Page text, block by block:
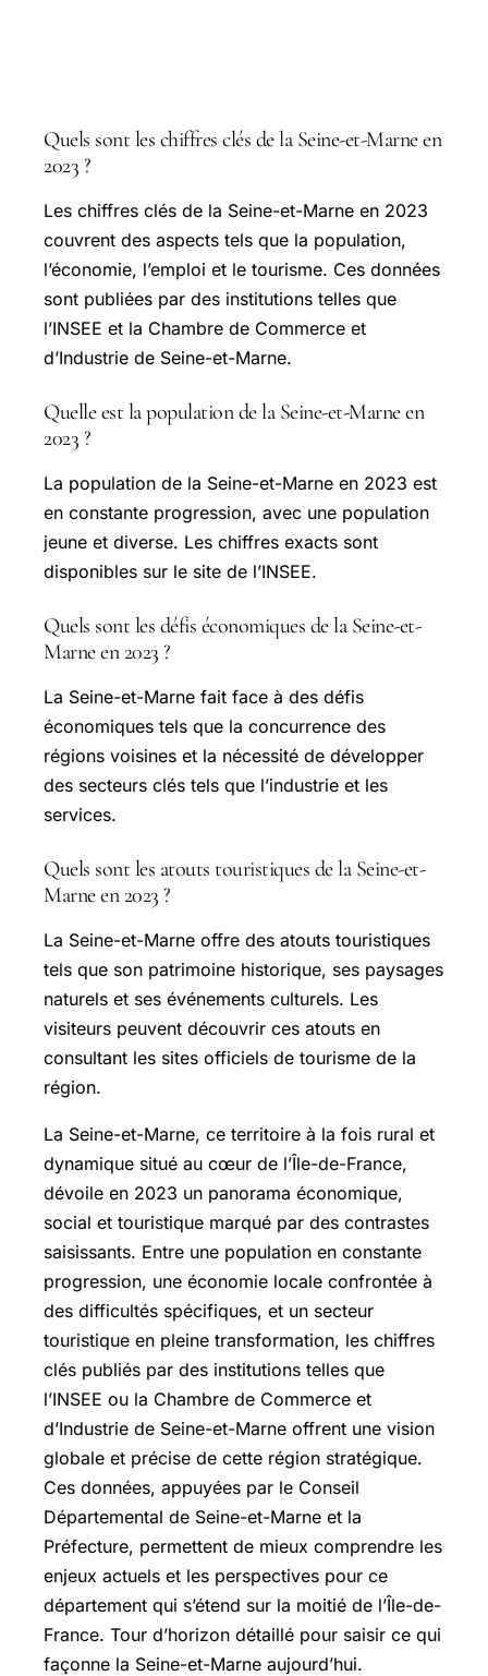
Quels sont les chiffres clés de la Seine-et-Marne en
2023 ?
Les chiffres clés de la Seine-et-Marne en 2023
couvrent des aspects tels que la population,
l’économie, l’emploi et le tourisme. Ces données
sont publiées par des institutions telles que
l’INSEE et la Chambre de Commerce et
d’Industrie de Seine-et-Marne.
Quelle est la population de la Seine-et-Marne en
2023 ?
La population de la Seine-et-Marne en 2023 est
en constante progression, avec une population
jeune et diverse. Les chiffres exacts sont
disponibles sur le site de l’INSEE.
Quels sont les défis économiques de la Seine-et-
Marne en 2023 ?
La Seine-et-Marne fait face à des défis
économiques tels que la concurrence des
régions voisines et la nécessité de développer
des secteurs clés tels que l’industrie et les
services.
Quels sont les atouts touristiques de la Seine-et-
Marne en 2023 ?
La Seine-et-Marne offre des atouts touristiques
tels que son patrimoine historique, ses paysages
naturels et ses événements culturels. Les
visiteurs peuvent découvrir ces atouts en
consultant les sites officiels de tourisme de la
région.
La Seine-et-Marne, ce territoire à la fois rural et
dynamique situé au cœur de l’Île-de-France,
dévoile en 2023 un panorama économique,
social et touristique marqué par des contrastes
saisissants. Entre une population en constante
progression, une économie locale confrontée à
des difficultés spécifiques, et un secteur
touristique en pleine transformation, les chiffres
clés publiés par des institutions telles que
l’INSEE ou la Chambre de Commerce et
d’Industrie de Seine-et-Marne offrent une vision
globale et précise de cette région stratégique.
Ces données, appuyées par le Conseil
Départemental de Seine-et-Marne et la
Préfecture, permettent de mieux comprendre les
enjeux actuels et les perspectives pour ce
département qui s’étend sur la moitié de l’Île-de-
France. Tour d’horizon détaillé pour saisir ce qui
façonne la Seine-et-Marne aujourd’hui.